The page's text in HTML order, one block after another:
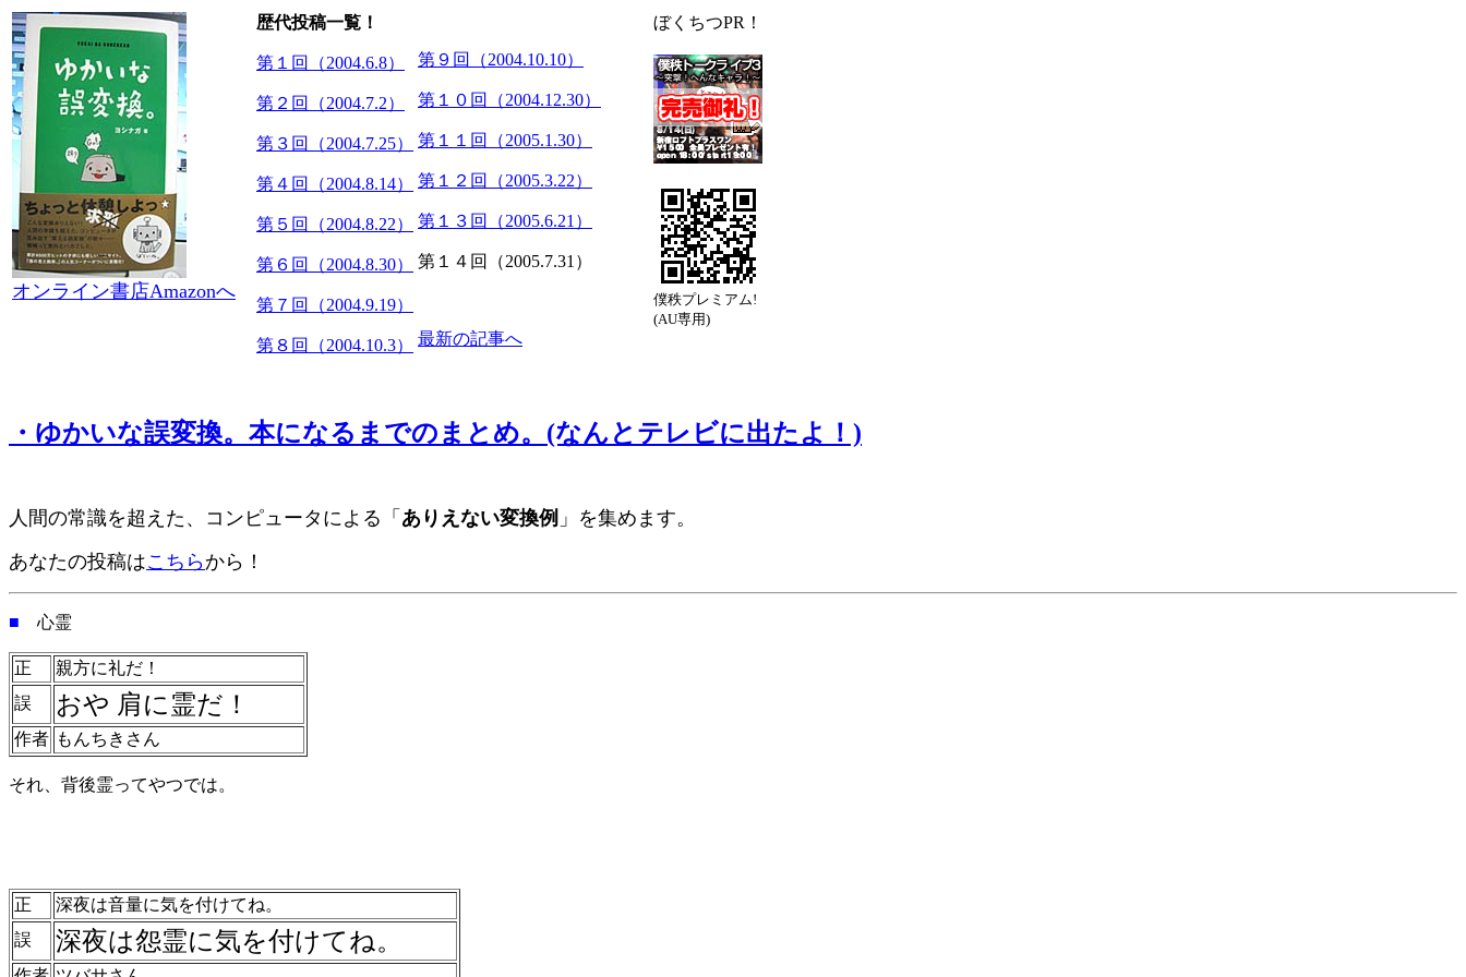
オンライン書店Amazonへ
歴代投稿一覧！
第１回（2004.6.8）
第２回（2004.7.2）
第３回（2004.7.25）
第４回（2004.8.14）
第５回（2004.8.22）
第６回（2004.8.30）
第７回（2004.9.19）
第８回（2004.10.3）
第９回（2004.10.10）
第１０回（2004.12.30）
第１１回（2005.1.30）
第１２回（2005.3.22）
第１３回（2005.6.21）
第１４回（2005.7.31）
最新の記事へ
ぼくちつPR！
僕秩プレミアム!
(AU専用)
・ゆかいな誤変換。本になるまでのまとめ。(なんとテレビに出たよ！)
人間の常識を超えた、コンピュータによる「 ありえない変換例 」を集めます。
あなたの投稿はこちらから！
■ 心霊
正
親方に礼だ！
誤
おや 肩に霊だ！
作者 もんちきさん
それ、背後霊ってやつでは。
正
深夜は音量に気を付けてね。
誤
深夜は怨霊に気を付けてね。